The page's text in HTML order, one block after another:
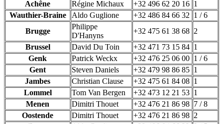
Achêne
Régine Michaux +32 496 62 20 16 1
Wauthier-Braine
Aldo Guglione +32 486 84 66 32 1 / 6
Brugge
Philippe
D'Hanyns
+32 475 61 38 68 2
Brussel
David Du Toin +32 471 73 15 84 1
Genk
Patrick Weckx +32 476 25 06 00 1 / 6
Gent
Steven Daniels +32 479 98 86 85 1
Jambes
Christian Clause +32 475 61 84 08 1
Lommel
Tom Van Bergen +32 473 12 21 53 1
Menen
Dimitri Thouet +32 476 21 86 98 7 / 8
Oostende
Dimitri Thouet +32 476 21 86 98 2